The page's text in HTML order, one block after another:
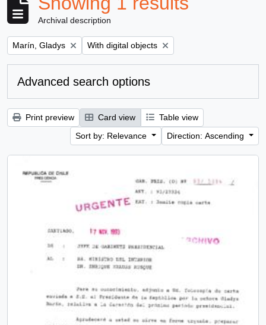
Archival description
Remove filter:
Marín, Gladys Remove filter:
With digital objects
Advanced search options
Print preview Card view
Table view
Sort by: Relevance
Direction: Ascending